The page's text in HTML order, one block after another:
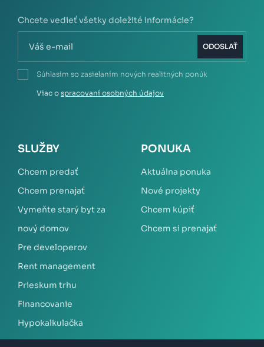
Chcete vedieť všetky doležité informácie?
ODOSLAŤ
Súhlasím so zasielaním nových realitných ponúk
Viac o spracovaní osobných údajov
SLUŽBY
Chcem predať
Chcem prenajať
Vymeňte starý byt za
nový domov
Pre developerov
Rent management
Prieskum trhu
Financovanie
Hypokalkulačka
PONUKA
Aktuálna ponuka
Nové projekty
Chcem kúpiť
Chcem si prenajať